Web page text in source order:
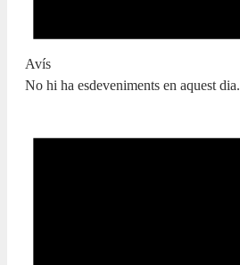
Avís
No hi ha esdeveniments en aquest dia.